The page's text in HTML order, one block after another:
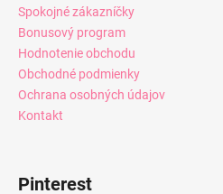
Spokojné zákazníčky
Bonusový program
Hodnotenie obchodu
Obchodné podmienky
Ochrana osobných údajov
Kontakt
Pinterest